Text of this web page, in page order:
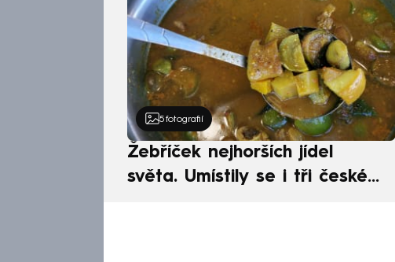
5 fotografií
Žebříček nejhorších jídel
světa. Umístily se i tři české